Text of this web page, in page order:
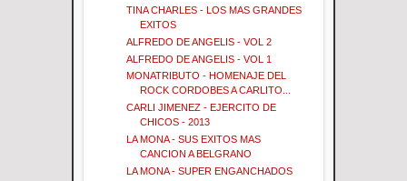
TINA CHARLES - LOS MAS GRANDES
EXITOS
ALFREDO DE ANGELIS - VOL 2
ALFREDO DE ANGELIS - VOL 1
MONATRIBUTO - HOMENAJE DEL
ROCK CORDOBES A CARLITO...
CARLI JIMENEZ - EJERCITO DE
CHICOS - 2013
LA MONA - SUS EXITOS MAS
CANCION A BELGRANO
LA MONA - SUPER ENGANCHADOS